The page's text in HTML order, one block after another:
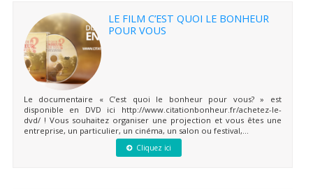
LE FILM C’EST QUOI LE BONHEUR
POUR VOUS
Le documentaire « C’est quoi le bonheur pour vous? » est
disponible en DVD ici http://www.citationbonheur.fr/achetez-le-
dvd/ ! Vous souhaitez organiser une projection et vous êtes une
entreprise, un particulier, un cinéma, un salon ou festival,...
Cliquez ici